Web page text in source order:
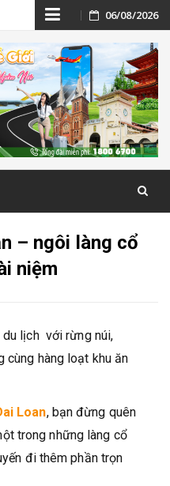
Skip
to
content
06/08/2026
– ngôi làng cổ
niệm
du lịch với rừng núi,
cùng hàng loạt khu ăn
Loan, bạn đừng quên
trong những làng cổ
đi thêm phần trọn